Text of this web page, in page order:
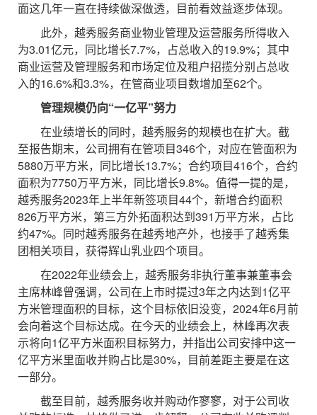
面这几年一直在持续做深做透，目前看效益逐步体现。
此外，越秀服务商业物业管理及运营服务所得收入
为3.01亿元，同比增长7.7%，占总收入的19.9%；其中
商业运营及管理服务和市场定位及租户招揽分别占总收
入的16.6%和3.3%，在管商业项目数增加至62个。
管理规模仍向“一亿平”努力
在业绩增长的同时，越秀服务的规模也在扩大。截
至报告期末，公司拥有在管项目346个，对应在管面积为
5880万平方米，同比增长13.7%；合约项目416个，合约
面积为7750万平方米，同比增长9.8%。值得一提的是，
越秀服务2023年上半年新签项目44个，新增合约面积
826万平方米，第三方外拓面积达到391万平方米，占比
约47%。同时越秀服务在越秀地产外，也接手了越秀集
团相关项目，获得辉山乳业四个项目。
在2022年业绩会上，越秀服务非执行董事兼董事会
主席林峰曾强调，公司在上市时提过3年之内达到1亿平
方米管理面积的目标，这个目标依旧没变，2024年6月前
会向着这个目标达成。在今天的业绩会上，林峰再次表
示将向1亿平方米面积目标努力，并指出公司安排中这一
亿平方米里面收并购占比是30%，目前差距主要是在这
一部分。
截至目前，越秀服务收并购动作寥寥，对于公司收